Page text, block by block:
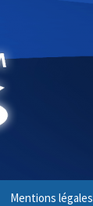
Mentions légales